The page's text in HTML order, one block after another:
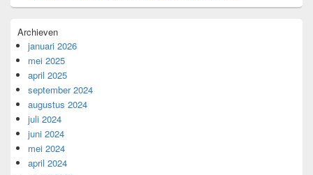
Archieven
januari 2026
mei 2025
april 2025
september 2024
augustus 2024
juli 2024
juni 2024
mei 2024
april 2024